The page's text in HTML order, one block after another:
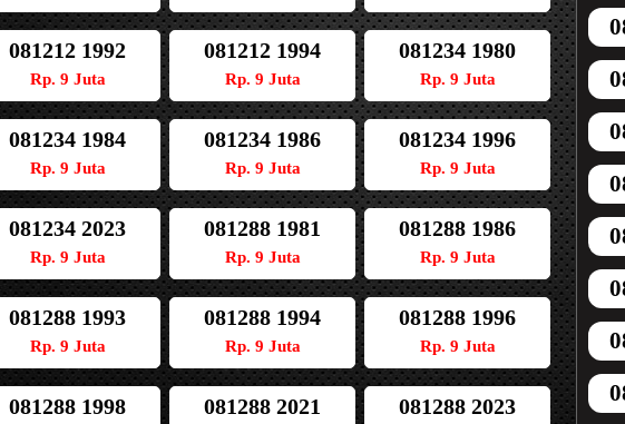
081212 1992
Rp. 9 Juta
081212 1994
Rp. 9 Juta
081234 1980
Rp. 9 Juta
081234 1984
Rp. 9 Juta
081234 1986
Rp. 9 Juta
081234 1996
Rp. 9 Juta
081234 2023
Rp. 9 Juta
081288 1981
Rp. 9 Juta
081288 1986
Rp. 9 Juta
081288 1993
Rp. 9 Juta
081288 1994
Rp. 9 Juta
081288 1996
Rp. 9 Juta
081288 1998 081288 2021 081288 2023